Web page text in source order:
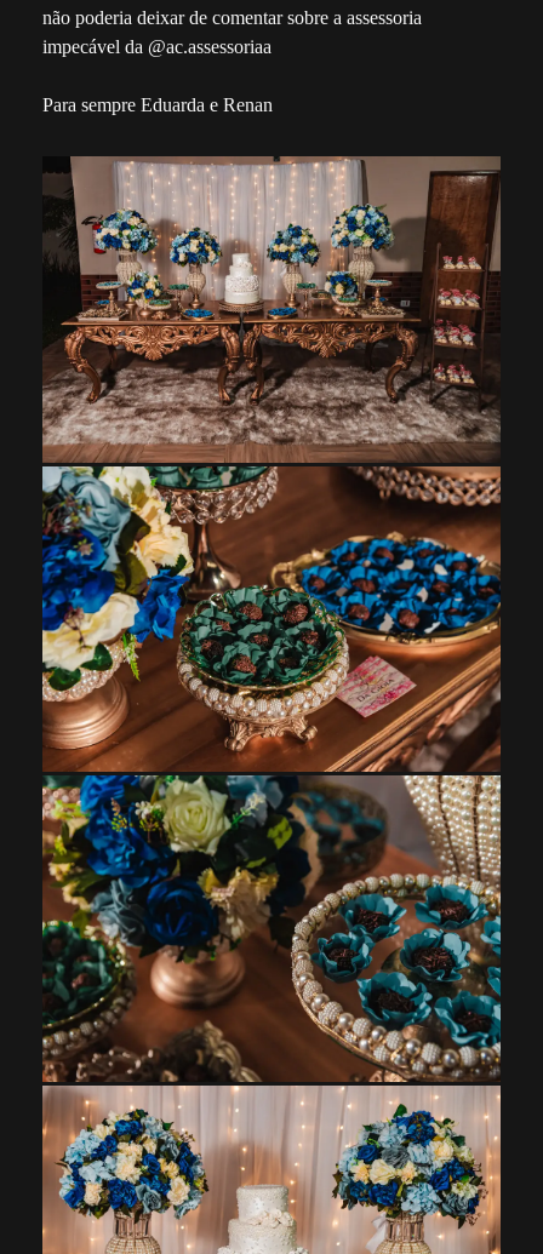
não poderia deixar de comentar sobre a assessoria
impecável da @ac.assessoriaa
Para sempre Eduarda e Renan